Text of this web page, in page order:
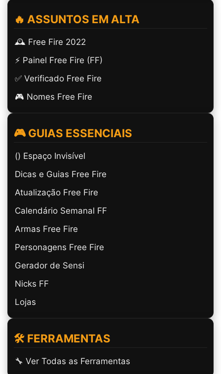
🔥 ASSUNTOS EM ALTA
🕰️ Free Fire 2022
⚡ Painel Free Fire (FF)
✅ Verificado Free Fire
🎮 Nomes Free Fire
🎮 GUIAS ESSENCIAIS
(ㅤ) Espaço Invisível
Dicas e Guias Free Fire
Atualização Free Fire
Calendário Semanal FF
Armas Free Fire
Personagens Free Fire
Gerador de Sensi
Nicks FF
Lojas
🛠️ FERRAMENTAS
🔧 Ver Todas as Ferramentas